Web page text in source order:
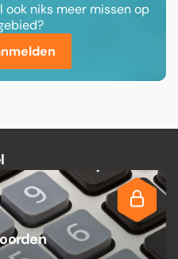
niks meer missen op